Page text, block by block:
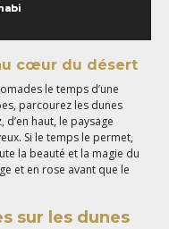
cœur du désert
le temps d’une
parcourez les dunes
haut, le paysage
Si le temps le permet,
la beauté et la magie du
et en rose avant que le
sur les dunes